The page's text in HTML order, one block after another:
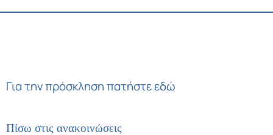
Για την πρόσκλησηπατήστε εδώ
Πίσω στις ανακοινώσεις